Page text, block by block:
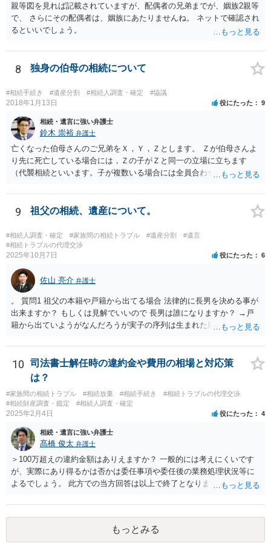
親等図を見れば記載されていますが、配偶者の兄弟までが、姻族2親等
で、 さらにその配偶者は、姻族にあたりませんね。 ネットで確認され
るといいでしょう。
8 独身の伯母の相続について
#相続手続き #遺産分割 #相続人調査・確定 #協議
2018年1月13日 役にたった 9
相続・遺言に強い弁護士
鈴木 崇裕 弁護士
亡くなった伯母さんのご兄弟をＸ，Ｙ，Ｚとします。 Ｚが伯母さんよ
り先に死亡している場合には，Ｚの子がＺと同一の立場に立ちます
（代襲相続といいます。子が複数いる場合には全員合わせてＺと同一
つの相続分を有していますので， そのことを前提として，遺産分割協
議をすることになります（必ずしも３分の１ずつにしなくても，合意
ができれば構いません。）。 今後の対応としては， ①伯母さんの相続
財産（遺産）の全容を整理する（預貯金，有価証券，不動産等の有無
を調べることになります。） ②相続財産に照らし，相続税の申告の準
備をする（税理士の先生にご相談ください。） ③遺産分割協議をする
（ご本人同士で行っても構いませんし，弁護士に相談することもよろ
しいと思います。） ことになります。
9 祖父の相続、遺産について。
#相続人調査・確定 #家族間の相続トラブル #遺産分割
#遺言
#相続トラブルの代理交渉
2025年10月7日 役にたった 6
佐山 亮介 弁護士
。 質問1 祖父の本籍や戸籍から出てる場合 法律的に長男を決める事が
出来ますか？ もしくは見解でいいので 長男は誰になりますか？ →戸
籍から出ていようがなんだろうが実子の序列は生まれた順ですから、
書が腹違いの長男に向けてある場合 書かれてる内容が最優先にされる
のですか？ →遺書というのが、法律上の遺言の形式を守っている限り
はそのとおりです。 質問3 父が腹違いの長男に法律的に優位になれそ
うな事はありますか？ →遺言が有効な場合、優位に立つことはできま
せんが、お祖父様が認知症であるなどの「遺言が作れないはずの事
情」があるならば①遺言無効確認の訴えを起こすのは一つの手です。
問4 相続トラブルの代理交渉は可能でしょうか。 →一般論としては可
能ですが、お伺いする内容ですとお祖父様が亡くなられた後に動くこ
とになるでしょう。
10
司法書士解任時の違約金や費用の相場と対応策
は？
#家族間の相続トラブル #相続放棄 #相続手続き
#相続トラブルの代理交渉
#相続財産調査・鑑定
#相続人調査・確定
2025年2月4日 役にたった 4
相続・遺言に強い弁護士
髙橋 俊太 弁護士
＞100万超えの違約金額はありえますか？ 一般的には考えにくいです
が、実際にあり得るかは否かは委任事項や委任後の業務処理状況等に
よるでしょう。 此方での当方回答は以上で終了となりますが、参考に
もっとみる